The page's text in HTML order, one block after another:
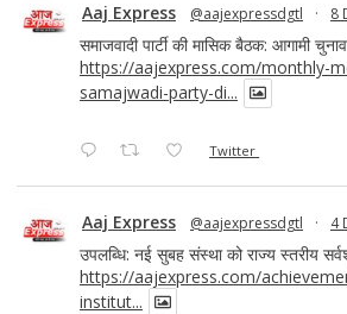
Aaj Express @aajexpressdgtl · 8
समाजवादी पार्टी की मासिक बैठक: आगामी
https://aajexpress.com/monthly-
samajwadi-party-di...
Twitter
Aaj Express @aajexpressdgtl · 4
उपलब्धि: नई सुबह संस्था को राज्य स्तरीय
https://aajexpress.com/
institut...